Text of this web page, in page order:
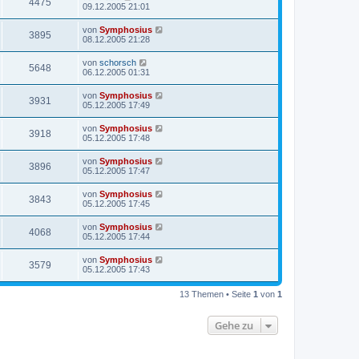
4475
09.12.2005 21:01
3895 von Symphosius
08.12.2005 21:28
5648 von schorsch
06.12.2005 01:31
3931 von Symphosius
05.12.2005 17:49
3918 von Symphosius
05.12.2005 17:48
3896 von Symphosius
05.12.2005 17:47
3843 von Symphosius
05.12.2005 17:45
4068 von Symphosius
05.12.2005 17:44
3579 von Symphosius
05.12.2005 17:43
13 Themen • Seite 1 von 1
Gehe zu